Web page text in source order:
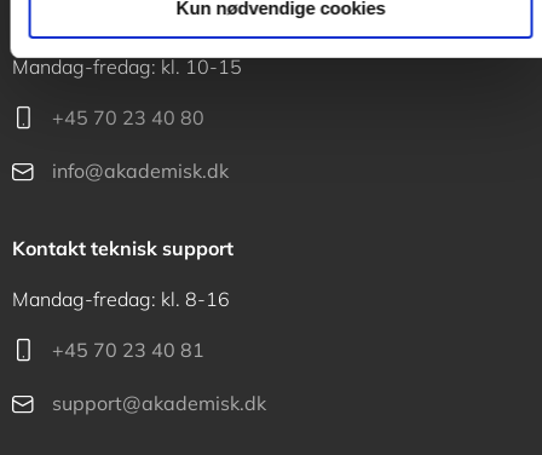
Kun nødvendige cookies
Mandag-fredag: kl. 10-15
+45 70 23 40 80
info@akademisk.dk
Kontakt teknisk support
Mandag-fredag: kl. 8-16
+45 70 23 40 81
support@akademisk.dk